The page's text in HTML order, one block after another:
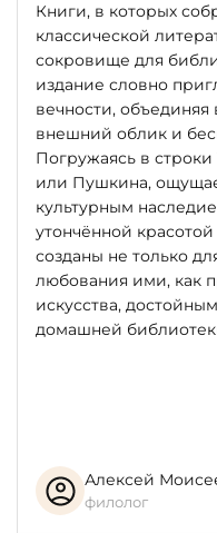
Книги, в которых
классической
сокровище для
издание словно
вечности,
внешний облик и
Погружаясь в строки
или Пушкина,
культурным
утончённой
созданы не только
любования ими, как
искусства,
домашней
Алексей
филолог